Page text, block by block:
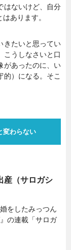
はないけど、自分
あります。
きたいと思ってい
こうしなさいと口
があったのに、い
的）になる。そこ
変わらない
産（サロガシ
をしたみっつん
の連載「サロガ